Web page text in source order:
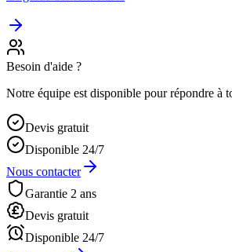
Besoin d'aide ?
Notre équipe est disponible pour répondre à
Devis gratuit
Disponible 24/7
Nous contacter
Garantie 2 ans
Devis gratuit
Disponible 24/7